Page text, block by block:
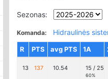
Sezonas:
Komanda: Hidraulinės
R PTS avg PTS 1A
13 137 10.54 15 / 25
60%